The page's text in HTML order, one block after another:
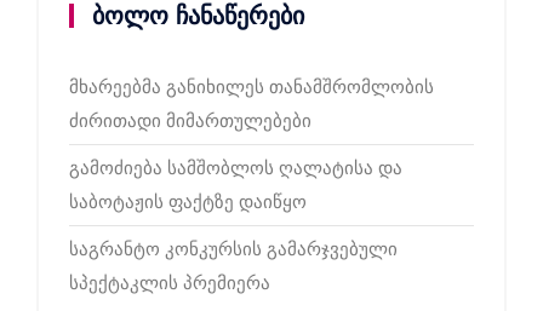
ბოლო ჩანაწერები
მხარეებმა განიხილეს თანამშრომლობის
ძირითადი მიმართულებები
გამოძიება სამშობლოს ღალატისა და
საბოტაჟის ფაქტზე დაიწყო
საგრანტო კონკურსის გამარჯვებული
სპექტაკლის პრემიერა